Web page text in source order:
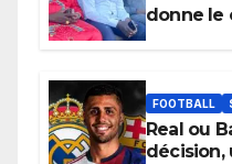
donne le
apaisées.
FOOTBALL
Real ou
décision,